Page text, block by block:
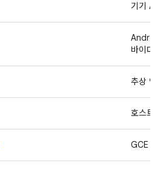
기기
바이더
추상
호스트
GCE